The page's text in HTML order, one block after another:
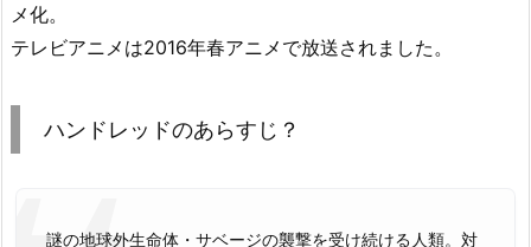
メ化。
テレビアニメは2016年春アニメで放送されました。
ハンドレッドのあらすじ？
謎の地球外生命体・サベージの襲撃を受け続ける人類。対